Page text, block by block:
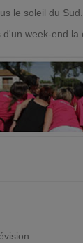
le soleil du Sud.
week-end